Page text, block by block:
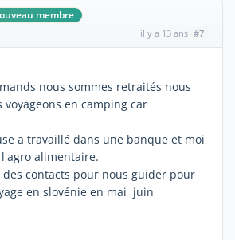
membre
il y a 13 ans #7
nous sommes retraités nous
voyageons en camping car
a travaillé dans une banque et moi
alimentaire.
contacts pour nous guider pour
en slovénie en mai juin